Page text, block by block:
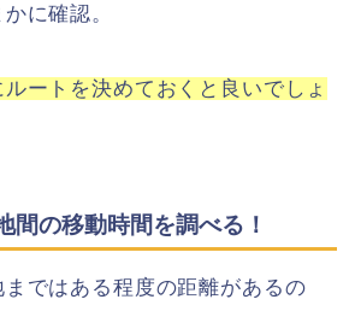
に確認。
ートを決めておくと良いでしょ
間の移動時間を調べる！
ではある程度の距離があるの